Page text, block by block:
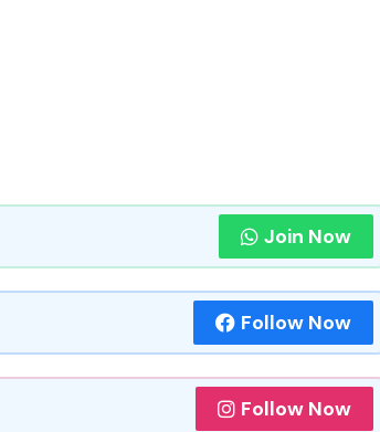
Join Now
Follow Now
Follow Now